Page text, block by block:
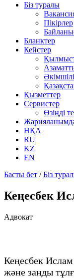
Біз туралы
Пікірлер
Бланктер
Кейстер
Қызметтер
Сервистер
Өзіңді
НҚА
RU
KZ
EN
Басты бет /Біз
Кеңесбек
Адвокат
Кеңесбек
және заңды